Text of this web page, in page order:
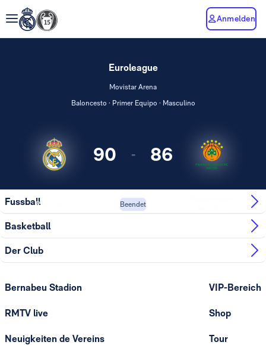
Anmelden
Euroleague
Movistar Arena
Baloncesto · Primer Equipo · Masculino
90 - 86
Real Madrid Beendet
Fussball
Basketball
Der Club
Bernabeu Stadion
RMTV live
Neuigkeiten de Vereins
VIP-Bereich
Shop
Tour